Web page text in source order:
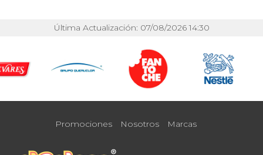
Última Actualización: 07/08/2026 14:30
Promociones Nosotros Marcas